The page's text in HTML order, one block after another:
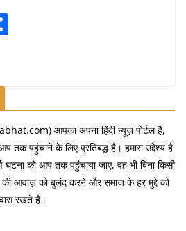
आपका अपना हिंदी न्यूज़ पोर्टल है,
तक पहुंचाने के लिए प्रतिबद्ध है। हमारा उद्देश्य है
घटना को आप तक पहुंचाया जाए, वह भी बिना किसी
की आवाज़ को बुलंद करने और समाज के हर मुद्दे को
रखते हैं।